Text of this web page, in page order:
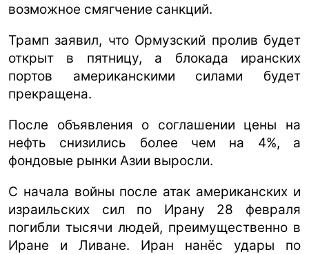
возможное смягчение санкций.
Трамп заявил, что Ормузский пролив будет
открыт в пятницу, а блокада иранских
портов американскими силами будет
прекращена.
После объявления о соглашении цены на
нефть снизились более чем на 4%, а
фондовые рынки Азии выросли.
С начала войны после атак американских и
израильских сил по Ирану 28 февраля
погибли тысячи людей, преимущественно в
Иране и Ливане. Иран нанёс удары по